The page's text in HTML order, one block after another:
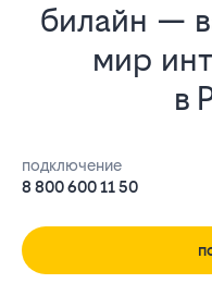
билайн —
мир
в
подключение
8 800 600 11 50